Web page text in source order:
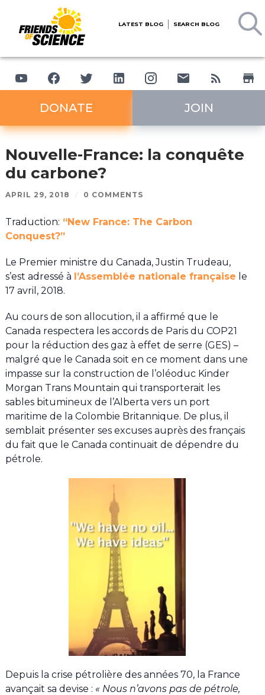
LATEST BLOG SEARCH BLOG
DONATE JOIN
Nouvelle-France: la conquête
du carbone?
APRIL 29, 2018 / 0 COMMENTS
Traduction: “New France: The Carbon
Conquest?”
Le Premier ministre du Canada, Justin Trudeau,
s’est adressé à l’Assemblée nationale française le
17 avril, 2018.
Au cours de son allocution, il a affirmé que le
Canada respectera les accords de Paris du COP21
pour la réduction des gaz à effet de serre (GES) –
malgré que le Canada soit en ce moment dans une
impasse sur la construction de l’oléoduc Kinder
Morgan Trans Mountain qui transporterait les
sables bitumineux de l’Alberta vers un port
maritime de la Colombie Britannique. De plus, il
semblait présenter ses excuses auprès des français
du fait que le Canada continuait de dépendre du
pétrole.
Depuis la crise pétrolière des années 70, la France
avançait sa devise : « Nous n’avons pas de pétrole,